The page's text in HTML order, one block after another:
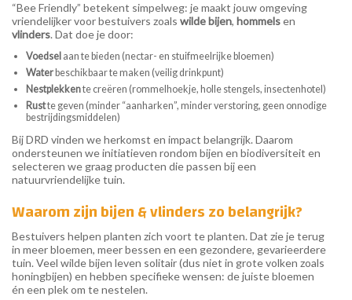
“Bee Friendly” betekent simpelweg: je maakt jouw omgeving
vriendelijker voor bestuivers zoals wilde bijen, hommelsen
vlinders. Dat doe je door:
Voedsel aan te bieden (nectar- en stuifmeelrijke bloemen)
Water beschikbaar te maken (veilig drinkpunt)
Nestplekkente creëren (rommelhoekje, holle stengels, insectenhotel)
Rustte geven (minder “aanharken”, minder verstoring, geen onnodige
bestrijdingsmiddelen)
Bij DRD vinden we herkomst en impact belangrijk. Daarom
ondersteunen we initiatieven rondom bijen en biodiversiteit en
selecteren we graag producten die passen bij een
natuurvriendelijke tuin.
Waarom zijn bijen & vlinders zo belangrijk?
Bestuivers helpen planten zich voort te planten. Dat zie je terug
in meer bloemen, meer bessen en een gezondere, gevarieerdere
tuin. Veel wilde bijen leven solitair (dus niet in grote volken zoals
honingbijen) en hebben specifieke wensen: de juiste bloemen
én een plek om te nestelen.